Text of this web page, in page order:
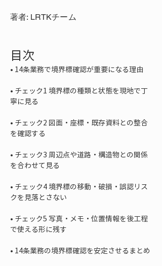
著者: LRTKチーム
目次
•
• チェック1 境界標の種類と状態を現地で丁
• チェック2 図面・座標・既存資料との整合
• チェック3 周辺点や道路・構造物との関係
• チェック4 境界標の移動・破損・誤認リス
• チェック5 写真・メモ・位置情報を後工程
• 14条業務の境界標確認を安定させるまとめ